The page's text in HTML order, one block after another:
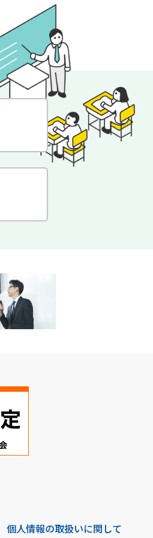
個人情報の取扱いに関して